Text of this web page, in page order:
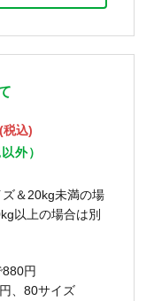
(税込)
外）
＆20kg未満の場
以上の場合は別
円
、80サイズ